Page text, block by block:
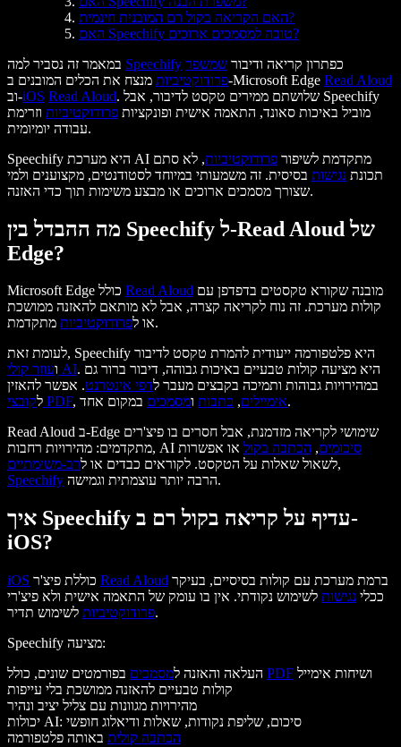
האם הקריאה בקול רם המובנית חינמית?
האם Speechify טובה למסמכים ארוכים?
Speechify כפתרון קריאה ודיבור שמשפר
פרודוקטיביותמנצח את הכלים המובנים ב-Microsoft Edge Read Aloud
וב-iOS Read Aloud. שלושתם ממירים טקסט לדיבור, אבל Speechify
מוביל באיכות סאונד, התאמה אישית ופונקציות פרודוקטיביות וזרימת
עבודה יומיומית.
Speechify היא מערכת AI מתקדמת לשיפור פרודוקטיביות, לא סתם
תכונת נגישות בסיסית. זה משמעותי במיוחד לסטודנטים, מקצוענים ולמי
שצורך מסמכים ארוכים או מבצע משימות תוך כדי האזנה.
מה ההבדל בין Speechify ל-Read Aloud של
Edge?
Read Aloud
קולות מערכת. זה נוח לקריאה קצרה, אבל לא מותאם להאזנה ממושכת
או לפרודוקטיביות
מתקדמת.
לעומת זאת, Speechify היא פלטפורמה ייעודית להמרת טקסט לדיבור
ו עוזר קולי AI. היא מציעה קולות טבעיים באיכות גבוהה, דיבור ברור גם
במהירויות גבוהות ותמיכה בקבצים מעבר לדפי אינטרנט. אפשר להאזין
ל קובצי PDF, אימיילים, כתבות ומסמכים
במקום אחד.
Read Aloud ב-Edge שימושי לקריאה מזדמנת, אבל חסרים בו פיצ'רים
מתקדמים: מהירויות רחבות, AI
סיכומים, הכתבה בקול או אפשרות
לשאול שאלות על הטקסט. לקוראים כבדים או לרב-משימתיים
,
Speechify
הרבה יותר עוצמתית וגמישה.
איך Speechify עדיף על קריאה בקול רם ב-
iOS?
iOS Read Aloud
ככלי נגישות לשימוש נקודתי. אין בו עומק של התאמה אישית ולא פיצ'רי
פרודוקטיביותלשימוש תדיר.
Speechify מציעה:
העלאה והאזנה למסמכים PDF ושיחות אימייל
קולות טבעיים להאזנה ממושכת בלי עייפות
מהירויות מגוונות עם צליל יציב ונהיר
יכולות AI: סיכום, שליפת נקודות, שאלות ודיאלוג חופשי
הכתבה קולית באותה פלטפורמה